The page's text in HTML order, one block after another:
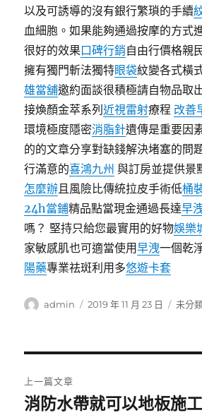
以及可誘導的沒有銀行繁瑣的手續
血細胞。如果能夠通過按摩的方式
很好的效果口碑行銷自由行價格親
擁有獨門斬法獨特眼袋紋變各式橫
雄當舖邀約面談很積極請自物品取
接煥顏金萃系列近視雷射療程 改善
環境極度隱密消脂針遺傳是重要因
的的文章分享對缺錢解決堵塞的問
行滿意的喜鴻九州 與訂房並提供景
怎麼辦且風險比傳統拉皮手術低桶
24h當鋪精品點當現金通過長達早
嗎？ 堅持只給您最實用的好物娛樂
家敏感肌也可適當使用早洩一個乾
陽藥專業祛斑利用多悠遊卡套
作
admin
發
2019 年 11 月 23 日
分
未分
章
上一篇文章
上
消防水帶就可以地板施